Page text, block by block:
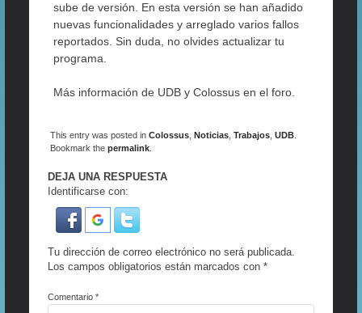
sube de versión. En esta versión se han añadido
nuevas funcionalidades y arreglado varios fallos
reportados. Sin duda, no olvides actualizar tu
programa.
Más información de UDB y Colossus en el foro.
This entry was posted in Colossus, Noticias, Trabajos, UDB.
Bookmark the permalink.
DEJA UNA RESPUESTA
Identificarse con:
Tu dirección de correo electrónico no será publicada.
Los campos obligatorios están marcados con*
Comentario*